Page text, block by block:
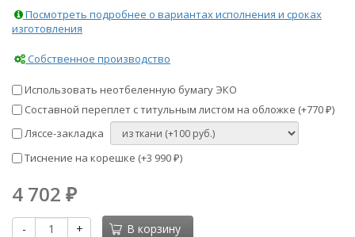
Посмотреть подробнее о вариантах исполнения и сроках
изготовления
Собственное производство
Использовать неотбеленную бумагу ЭКО
Составной переплет с титульным листом на обложке (+770 ₽)
Ляссе-закладка
Тиснение на корешке (+3 990 ₽)
4 702 ₽
- + В корзину